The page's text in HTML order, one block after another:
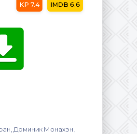
7.4 6.6
Доминик Монахэн,